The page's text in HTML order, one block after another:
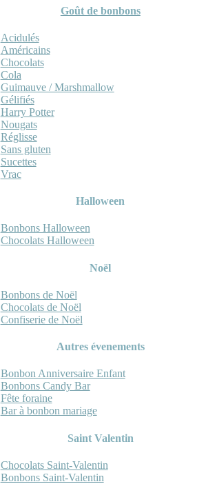
Goût de bonbons
Acidulés
Américains
Chocolats
Cola
Guimauve / Marshmallow
Gélifiés
Harry Potter
Nougats
Réglisse
Sans gluten
Sucettes
Vrac
Halloween
Bonbons Halloween
Chocolats Halloween
Noël
Bonbons de Noël
Chocolats de Noël
Confiserie de Noël
Autres évenements
Bonbon Anniversaire Enfant
Bonbons Candy Bar
Fête foraine
Bar à bonbon mariage
Saint Valentin
Chocolats Saint-Valentin
Bonbons Saint-Valentin